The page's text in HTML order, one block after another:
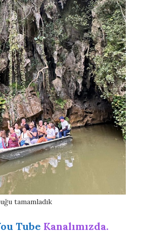
tamamladık
Tube Kanalımızda.